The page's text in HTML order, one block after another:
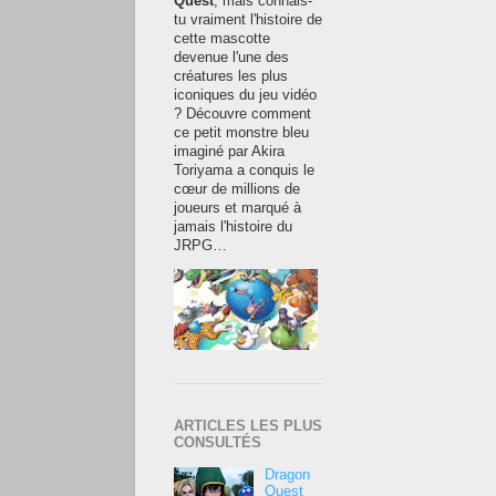
tu vraiment l'histoire de
cette mascotte
devenue l'une des
créatures les plus
iconiques du jeu vidéo
? Découvre comment
ce petit monstre bleu
imaginé par Akira
Toriyama a conquis le
cœur de millions de
joueurs et marqué à
jamais l'histoire du
JRPG…
ARTICLES LES PLUS
CONSULTÉS
Dragon
Quest